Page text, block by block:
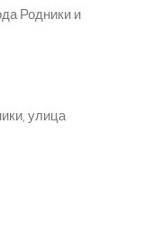
Родники и
улица